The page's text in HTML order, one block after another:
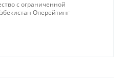
с ограниченной
Оперейтинг